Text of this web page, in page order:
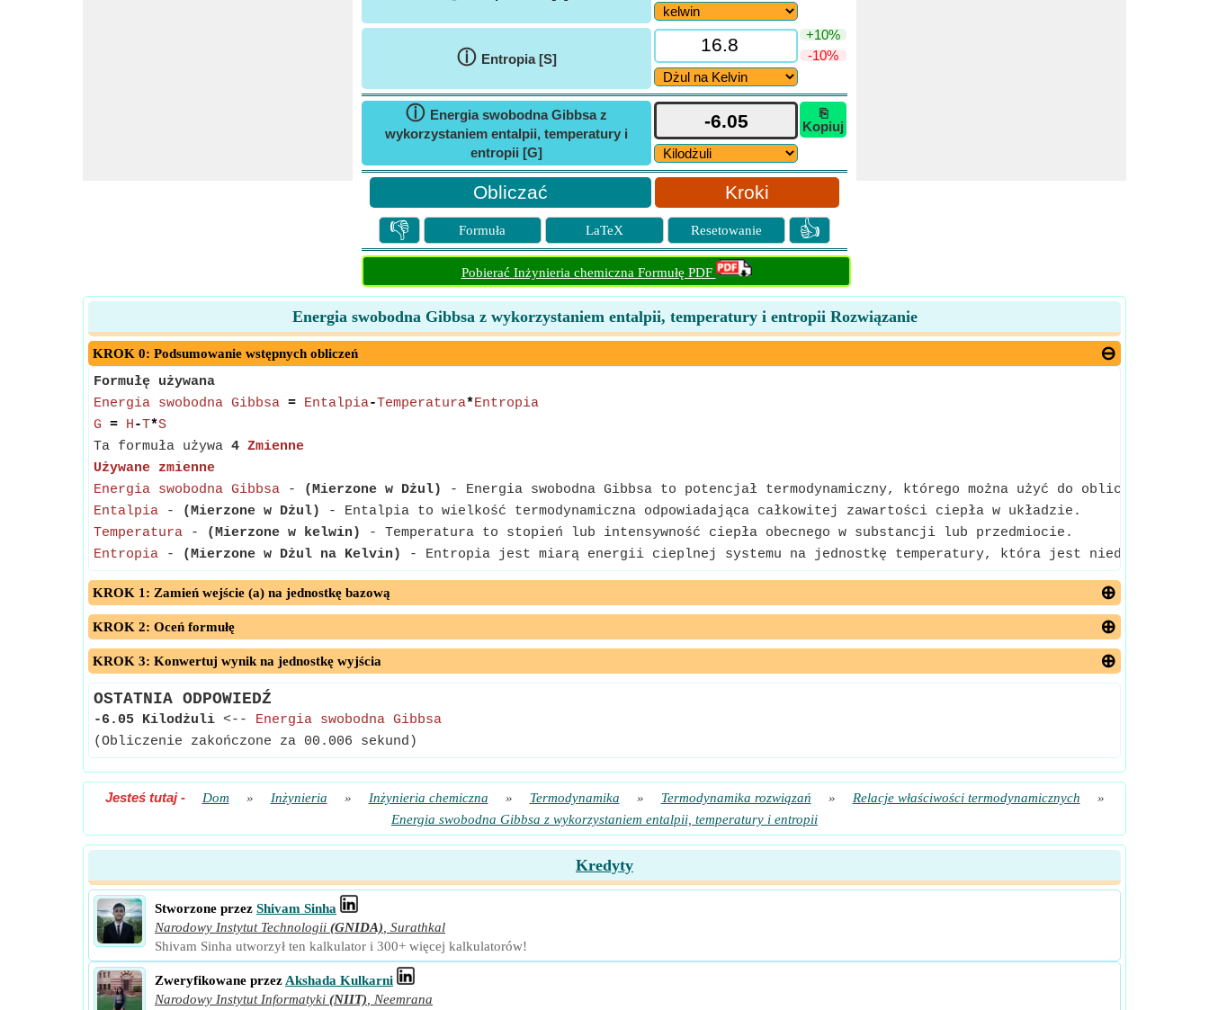
ⓘ Entropia [S]
+10%
-10%
ⓘ Energia swobodna Gibbsa z
wykorzystaniem entalpii, temperatury i
entropii [G]
⎘
Kopiuj
Kroki
👎 Formuła LaTeX Resetowanie 👍
Pobierać Inżynieria chemiczna Formułę PDF
Energia swobodna Gibbsa z wykorzystaniem entalpii, temperatury i entropii Rozwiązanie
KROK 0: Podsumowanie wstępnych obliczeń
Formułę używana
Energia swobodna Gibbsa = Entalpia-Temperatura*Entropia
G = H-T*S
Ta formuła używa 4 Zmienne
Używane zmienne
Energia swobodna Gibbsa - (Mierzone w Dżul)
- Energia swobodna Gibbsa to potencjał termodynamiczny, którego można użyć do obliczenia
Entalpia - (Mierzone w Dżul)
- Entalpia to wielkość termodynamiczna odpowiadająca całkowitej zawartości ciepła w układzie.
Temperatura - (Mierzone w kelwin)
- Temperatura to stopień lub intensywność ciepła obecnego w substancji lub przedmiocie.
Entropia - (Mierzone w Dżul na Kelvin) - Entropia jest miarą energii cieplnej systemu na jednostkę temperatury, która jest niedostępna do
KROK 1: Zamień wejście (a) na jednostkę bazową
KROK 2: Oceń formułę
KROK 3: Konwertuj wynik na jednostkę wyjścia
OSTATNIA ODPOWIEDŹ
-6.05 Kilodżuli <-- Energia swobodna Gibbsa
(Obliczenie zakończone za 00.006 sekund)
Jesteś tutaj- Dom » Inżynieria » Inżynieria chemiczna » Termodynamika » Termodynamika rozwiązań » Relacje właściwości termodynamicznych
»
Energia swobodna Gibbsa z wykorzystaniem entalpii, temperatury i entropii
Kredyty
Stworzone przez Shivam Sinha
Narodowy Instytut Technologii (GNIDA) Surathkal
Shivam Sinha utworzył ten kalkulator i 300+ więcej kalkulatorów!
Zweryfikowane przez Akshada Kulkarni
Narodowy Instytut Informatyki (NIIT)
Neemrana